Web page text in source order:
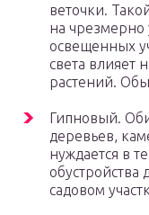
веточки.
на
освещенных
света влияет
растений.
Гипновый.
деревьев,
нуждается в
садовом